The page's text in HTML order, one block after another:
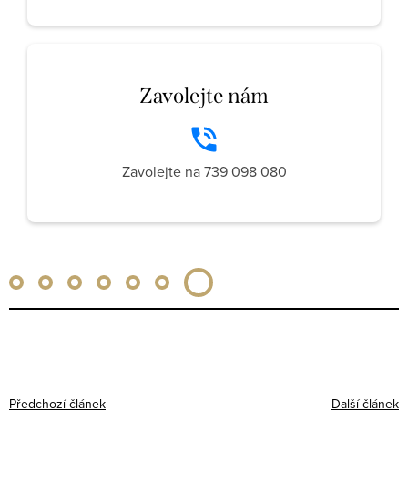
Zavolejte nám
Zavolejte na 739 098 080
Předchozí článek Další článek